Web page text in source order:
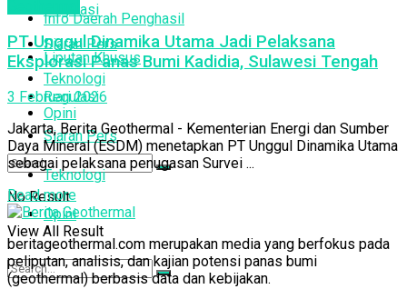
Regulasi
Siaran Pers
Teknologi
Opini
No Result
View All Result
Info Daerah Penghasil
Liputan Khusus
Regulasi
Siaran Pers
Teknologi
Opini
PT Unggul Dinamika Utama Jadi Pelaksana
Eksplorasi Panas Bumi Kadidia, Sulawesi Tengah
3 Februari 2026
Jakarta, Berita Geothermal - Kementerian Energi dan Sumber
Daya Mineral (ESDM) menetapkan PT Unggul Dinamika Utama
sebagai pelaksana penugasan Survei ...
Read more
beritageothermal.com merupakan media yang berfokus pada
peliputan, analisis, dan kajian potensi panas bumi
(geothermal) berbasis data dan kebijakan.